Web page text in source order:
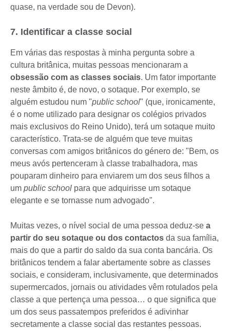
quase, na verdade sou de Devon).
7. Identificar a classe social
Em várias das respostas à minha pergunta sobre a
cultura britânica, muitas pessoas mencionaram a
obsessão com as classes sociais. Um fator importante
neste âmbito é, de novo, o sotaque. Por exemplo, se
alguém estudou num "public school" (que, ironicamente,
é o nome utilizado para designar os colégios privados
mais exclusivos do Reino Unido), terá um sotaque muito
característico. Trata-se de alguém que teve muitas
conversas com amigos britânicos do género de: "Bem, os
meus avós pertenceram à classe trabalhadora, mas
pouparam dinheiro para enviarem um dos seus filhos a
um public school para que adquirisse um sotaque
elegante e se tornasse num advogado".
Muitas vezes, o nível social de uma pessoa deduz-se a
partir do seu sotaque ou dos contactos da sua família,
mais do que a partir do saldo da sua conta bancária. Os
britânicos tendem a falar abertamente sobre as classes
sociais, e consideram, inclusivamente, que determinados
supermercados, jornais ou atividades vêm rotulados pela
classe a que pertença uma pessoa… o que significa que
um dos seus passatempos preferidos é adivinhar
secretamente a classe social das restantes pessoas.